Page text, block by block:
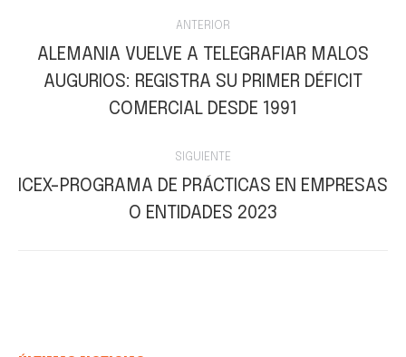
entre
publicaciones
ANTERIOR
Publicación
anterior:
ALEMANIA VUELVE A TELEGRAFIAR MALOS
AUGURIOS: REGISTRA SU PRIMER DÉFICIT
COMERCIAL DESDE 1991
SIGUIENTE
siguiente:
ICEX-PROGRAMA DE PRÁCTICAS EN EMPRESAS
O ENTIDADES 2023